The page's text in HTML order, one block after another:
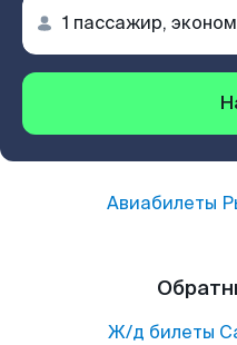
Авиабилеты
Ж/д билеты